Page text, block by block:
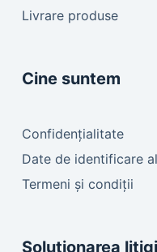
Livrare produse
Cine suntem
Confidențialitate
Date de identificare
Termeni și condiții
Soluționarea